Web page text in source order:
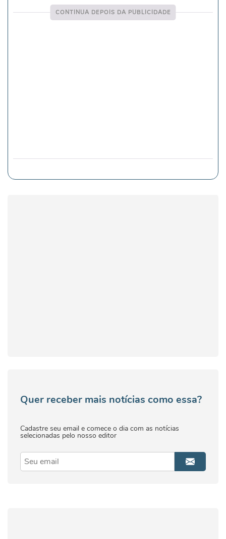
Quer receber mais notícias como essa?
Cadastre seu email e comece o dia com as notícias
selecionadas pelo nosso editor